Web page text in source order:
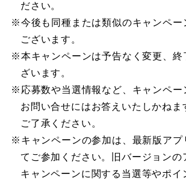
ださい。
※今後も同種または類似のキャンペー
ございます。
※本キャンペーンは予告なく変更、終
ざいます。
※応募数や当選情報など、キャンペー
お問い合せにはお答えいたしかねま
ご了承ください。
※キャンペーンの参加は、最新版アプ
てご参加ください。旧バージョンの
キャンペーンに関する当選等やポイ